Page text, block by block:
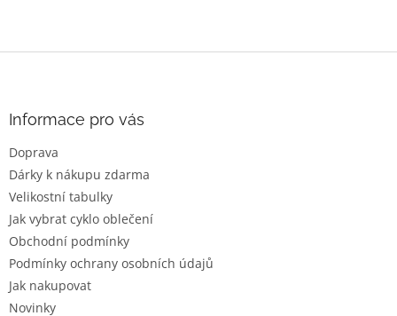
Informace pro vás
Doprava
Dárky k nákupu zdarma
Velikostní tabulky
Jak vybrat cyklo oblečení
Obchodní podmínky
Podmínky ochrany osobních údajů
Jak nakupovat
Novinky